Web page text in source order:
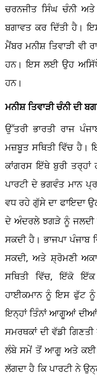
ਚਰਨਜੀਤ ਸਿੰਘ ਚੰਨੀ
ਬਗਾਵਤ ਕਰ ਦਿੱਤੀ ਹੈ।
ਮੈਂਬਰ ਮਨੀਸ਼ ਤਿਵਾੜੀ ਵੀ
ਹਨ। ਇਸ ਲਈ ਉਹ
ਹਨ।
ਮਨੀਸ਼ ਤਿਵਾੜੀ ਚੰਨੀ ਦੀ
ਉੱਤਰੀ ਭਾਰਤੀ ਰਾਜ
ਮਜ਼ਬੂਤ ​​ਸਥਿਤੀ ਵਿੱਚ ਹੈ।
ਕਾਂਗਰਸ ਇੱਥੇ ਬੁਰੀ
ਪਾਰਟੀ ਦੇ ਭਗਵੰਤ ਮਾਨ
ਵਧ ਰਹੇ ਗੁੱਸੇ ਦਾ ਫਾਇਦਾ
ਦੇ ਅੰਦਰਲੇ ਝਗੜੇ ਨੂੰ ਜਲਦੀ
ਸਕਦੀ ਹੈ। ਭਾਜਪਾ ਪੰਜਾਬ
ਸਕਦੀ, ਅਤੇ ਸ਼੍ਰੋਮਣੀ
ਸਥਿਤੀ ਵਿੱਚ, ਇੱਕੋ
ਹਾਈਕਮਾਨ ਨੂੰ ਇਸ ਫੁੱਟ ਨੂੰ
ਇਨ੍ਹਾਂ ਤਿੰਨਾਂ ਆਗੂਆਂ ਦੀਆਂ
ਸਮਰਥਕਾਂ ਦੀ ਵੱਡੀ
ਲੰਬੇ ਸਮੇਂ ਤੋਂ ਆਗੂ ਅਤੇ ਕਈ
ਲੱਗਦਾ ਹੈ ਕਿ ਪਾਰਟੀ ਨੇ